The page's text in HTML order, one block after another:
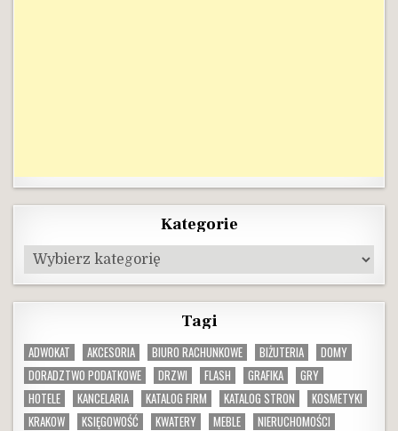
Kategorie
Kategorie
Tagi
ADWOKAT AKCESORIA BIURO RACHUNKOWE BIŻUTERIA
DOMY
DORADZTWO PODATKOWE
DRZWI FLASH GRAFIKA
GRY
HOTELE
KANCELARIA KATALOG FIRM KATALOG STRON
KOSMETYKI
KRAKOW
KSIĘGOWOŚĆ KWATERY MEBLE NIERUCHOMOŚCI